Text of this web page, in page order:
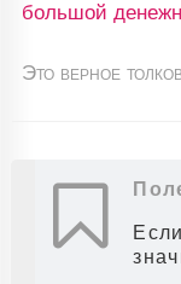
большой
Это верное